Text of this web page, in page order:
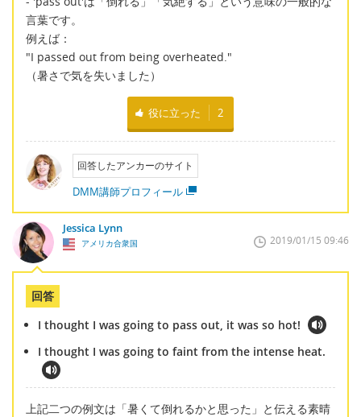
言葉です。
例えば：
"I passed out from being overheated."
（暑さで気を失いました）
役に立った 2
回答したアンカーのサイト
DMM講師プロフィール
Jessica Lynn
アメリカ合衆国 2019/01/15 09:46
回答
I thought I was going to pass out, it was so hot!
I thought I was going to faint from the intense heat.
上記二つの例文は「暑くて倒れるかと思った」と伝える素晴